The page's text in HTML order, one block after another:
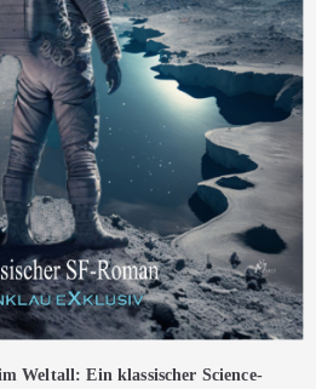
Weltall: Ein klassischer Science-